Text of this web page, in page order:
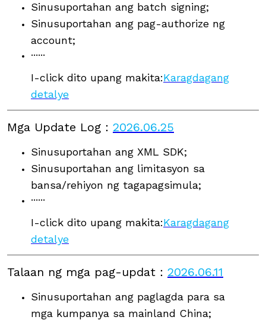
Sinusuportahan ang batch signing;
Sinusuportahan ang pag-authorize ng
account;
······
I-click dito upang makita:Karagdagang
detalye
Mga Update Log ： 2026.06.25
Sinusuportahan ang XML SDK;
Sinusuportahan ang limitasyon sa
bansa/rehiyon ng tagapagsimula;
······
I-click dito upang makita:Karagdagang
detalye
Talaan ng mga pag-updat ： 2026.06.11
Sinusuportahan ang paglagda para sa
mga kumpanya sa mainland China;